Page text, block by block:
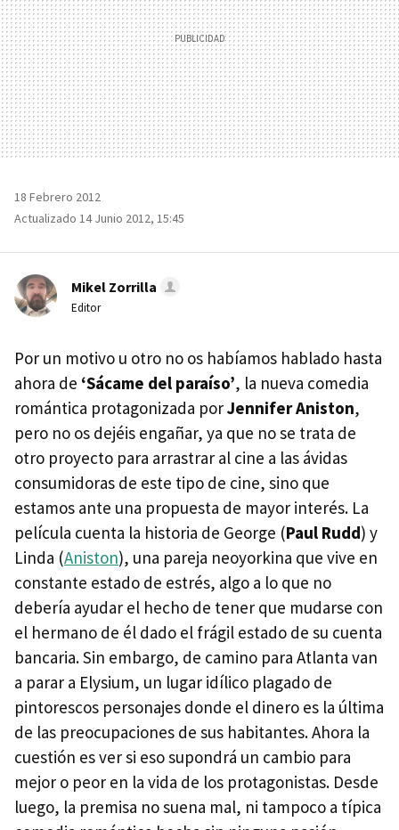
18 Febrero 2012
Actualizado 14 Junio 2012, 15:45
Mikel Zorrilla
Editor
Por un motivo u otro no os habíamos hablado hasta
ahora de ‘Sácame del paraíso’, la nueva comedia
romántica protagonizada porJennifer Aniston,
pero no os dejéis engañar, ya que no se trata de
otro proyecto para arrastrar al cine a las ávidas
consumidoras de este tipo de cine, sino que
estamos ante una propuesta de mayor interés. La
película cuenta la historia de George (Paul Rudd) y
Linda (Aniston), una pareja neoyorkina que vive en
constante estado de estrés, algo a lo que no
debería ayudar el hecho de tener que mudarse con
el hermano de él dado el frágil estado de su cuenta
bancaria. Sin embargo, de camino para Atlanta van
a parar a Elysium, un lugar idílico plagado de
pintorescos personajes donde el dinero es la última
de las preocupaciones de sus habitantes. Ahora la
cuestión es ver si eso supondrá un cambio para
mejor o peor en la vida de los protagonistas. Desde
luego, la premisa no suena mal, ni tampoco a típica